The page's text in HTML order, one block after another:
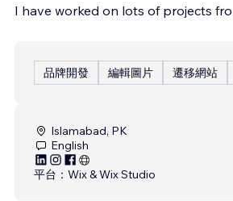
I have worked on lots of projects
品牌開發 編輯圖片 遷移網站
Islamabad, PK
English
平台： Wix & Wix Studio